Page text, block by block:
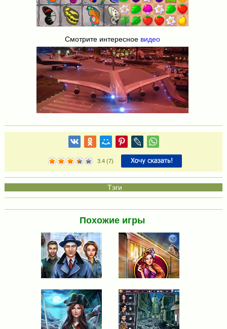
Смотрите интересное видео
3.4(7)
Похожие игры